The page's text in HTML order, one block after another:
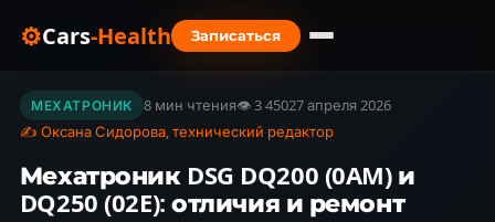
⚙Cars-Health Записаться
Главная › Блог ›
МЕХАТРОНИК 8 мин чтения👁 3 45027 апреля 2026
✍ Оксана Сидорова, технический редактор
Мехатроник DSG DQ200 (0AM) и
DQ250 (02E): отличия и ремонт